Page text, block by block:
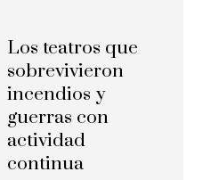
Los teatros que
sobrevivieron
incendios y
guerras con
actividad
continua